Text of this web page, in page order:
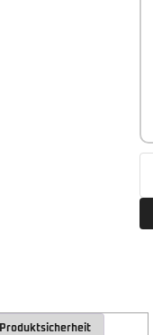
Produktsicherheit